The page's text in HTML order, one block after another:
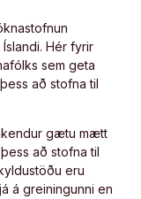
Hér fyrir
sem geta
að stofna til
gætu mætt
að stofna til
eru
á greiningunni en